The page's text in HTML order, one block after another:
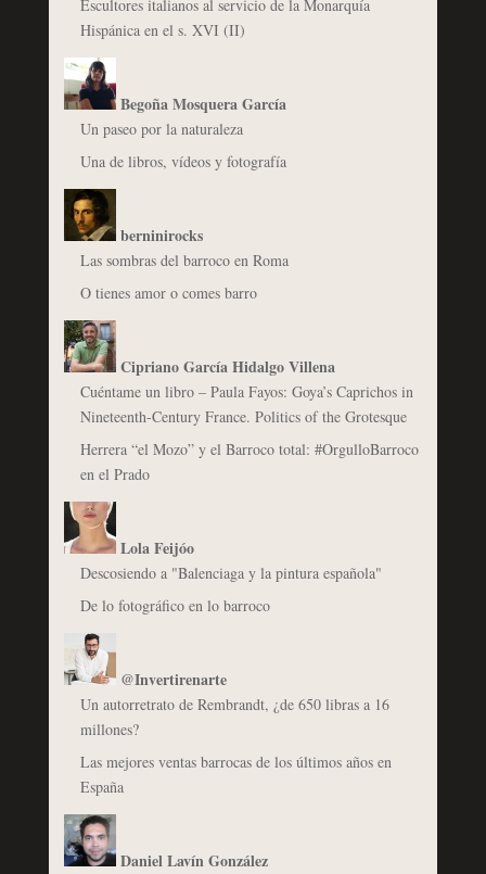
Escultores italianos al servicio de la Monarquía
Hispánica en el s. XVI (II)
Begoña Mosquera García
Un paseo por la naturaleza
Una de libros, vídeos y fotografía
berninirocks
Las sombras del barroco en Roma
O tienes amor o comes barro
Cipriano García Hidalgo Villena
Cuéntame un libro – Paula Fayos: Goya’s Caprichos in
Nineteenth-Century France. Politics of the Grotesque
Herrera “el Mozo” y el Barroco total: #OrgulloBarroco
en el Prado
Lola Feijóo
Descosiendo a "Balenciaga y la pintura española"
De lo fotográfico en lo barroco
@Invertirenarte
Un autorretrato de Rembrandt, ¿de 650 libras a 16
millones?
Las mejores ventas barrocas de los últimos años en
España
Daniel Lavín González